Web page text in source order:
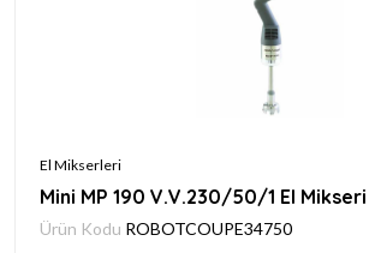
El Mikserleri
Mini MP 190 V.V.230/50/1 El Mikseri
Ürün Kodu ROBOTCOUPE34750